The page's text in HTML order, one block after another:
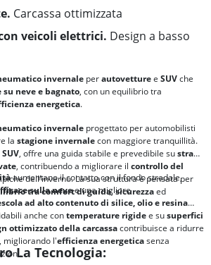
Carcassa ottimizzata
veicoli elettrici. Design a basso
invernale perautovetturee SUVche
neve e bagnato, con un equilibrio tra
energetica.
invernale progettato per automobilisti
la stagione invernalecon maggiore tranquillità.
SUV, offre una guida stabile e prevedibile sustrade
, contribuendo a migliorare il controllo del
dell'inverno. La sua struttura è pensata per
tracomfort di guida,sicurezzaed
aumentano il contatto con il fondo stradale,
sulla nevee una migliore
ad alto contenuto di silice, olio e resina
anche contemperature rigidee susuperfici
ottimizzato della carcassacontribuisce a ridurre
migliorando l'efficienza energeticasenza
La Tecnologia: